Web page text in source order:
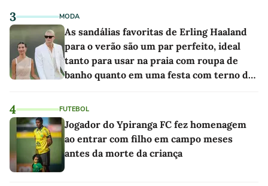
3 MODA
As sandálias favoritas de Erling Haaland
para o verão são um par perfeito, ideal
tanto para usar na praia com roupa de
banho quanto em uma festa com terno de
4 FUTEBOL
Jogador do Ypiranga FC fez homenagem
ao entrar com filho em campo meses
antes da morte da criança